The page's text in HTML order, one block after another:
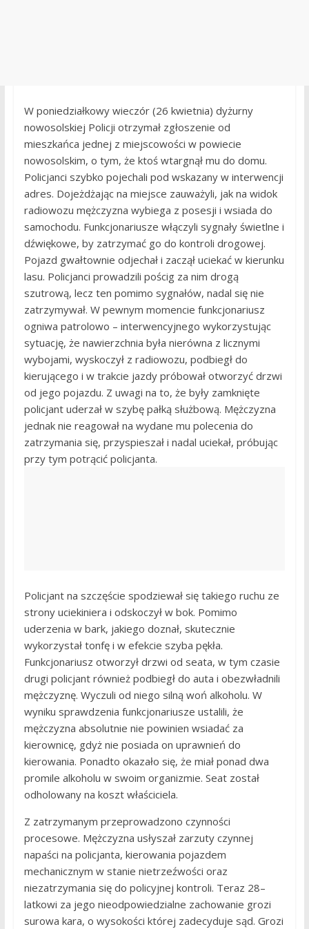
W poniedziałkowy wieczór (26 kwietnia) dyżurny
nowosolskiej Policji otrzymał zgłoszenie od
mieszkańca jednej z miejscowości w powiecie
nowosolskim, o tym, że ktoś wtargnął mu do domu.
Policjanci szybko pojechali pod wskazany w interwencji
adres. Dojeżdżając na miejsce zauważyli, jak na widok
radiowozu mężczyzna wybiega z posesji i wsiada do
samochodu. Funkcjonariusze włączyli sygnały świetlne i
dźwiękowe, by zatrzymać go do kontroli drogowej.
Pojazd gwałtownie odjechał i zaczął uciekać w kierunku
lasu. Policjanci prowadzili pościg za nim drogą
szutrową, lecz ten pomimo sygnałów, nadal się nie
zatrzymywał. W pewnym momencie funkcjonariusz
ogniwa patrolowo – interwencyjnego wykorzystując
sytuację, że nawierzchnia była nierówna z licznymi
wybojami, wyskoczył z radiowozu, podbiegł do
kierującego i w trakcie jazdy próbował otworzyć drzwi
od jego pojazdu. Z uwagi na to, że były zamknięte
policjant uderzał w szybę pałką służbową. Mężczyzna
jednak nie reagował na wydane mu polecenia do
zatrzymania się, przyspieszał i nadal uciekał, próbując
przy tym potrącić policjanta.
Policjant na szczęście spodziewał się takiego ruchu ze
strony uciekiniera i odskoczył w bok. Pomimo
uderzenia w bark, jakiego doznał, skutecznie
wykorzystał tonfę i w efekcie szyba pękła.
Funkcjonariusz otworzył drzwi od seata, w tym czasie
drugi policjant również podbiegł do auta i obezwładnili
mężczyznę. Wyczuli od niego silną woń alkoholu. W
wyniku sprawdzenia funkcjonariusze ustalili, że
mężczyzna absolutnie nie powinien wsiadać za
kierownicę, gdyż nie posiada on uprawnień do
kierowania. Ponadto okazało się, że miał ponad dwa
promile alkoholu w swoim organizmie. Seat został
odholowany na koszt właściciela.
Z zatrzymanym przeprowadzono czynności
procesowe. Mężczyzna usłyszał zarzuty czynnej
napaści na policjanta, kierowania pojazdem
mechanicznym w stanie nietrzeźwości oraz
niezatrzymania się do policyjnej kontroli. Teraz 28–
latkowi za jego nieodpowiedzialne zachowanie grozi
surowa kara, o wysokości której zadecyduje sąd. Grozi